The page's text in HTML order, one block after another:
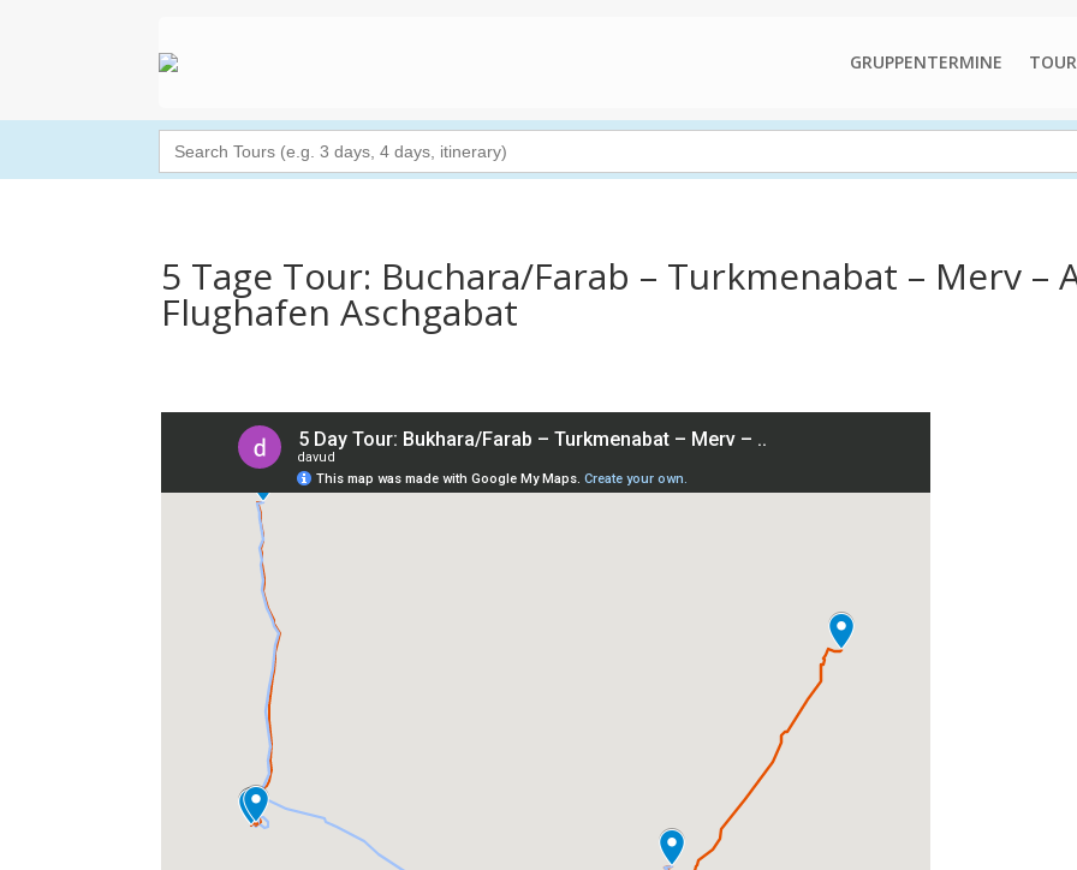
GRUPPENTERMINE
Search
for:
5 Tage Tour: Buchara/Farab – Turkmenabat – Merv –
Flughafen Aschgabat